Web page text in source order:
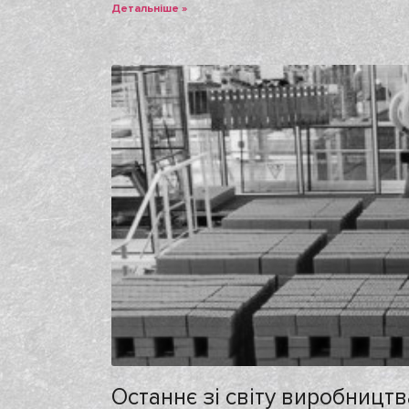
Детальніше »
Останнє зі світу